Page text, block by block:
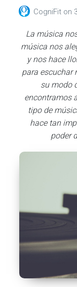
CogniFit on
La música
música nos
y nos hace
para escuchar
su modo
encontramos
tipo de
hace tan
poder